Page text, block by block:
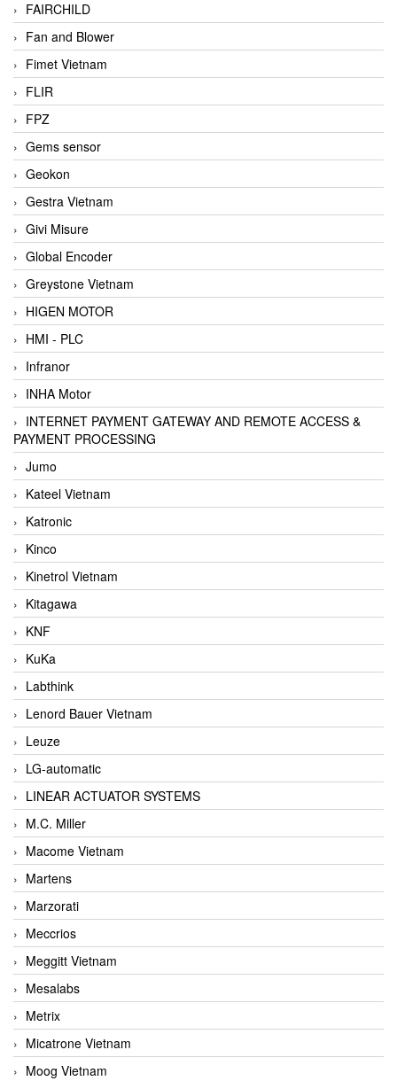
FAIRCHILD
Fan and Blower
Fimet Vietnam
FLIR
FPZ
Gems sensor
Geokon
Gestra Vietnam
Givi Misure
Global Encoder
Greystone Vietnam
HIGEN MOTOR
HMI - PLC
Infranor
INHA Motor
INTERNET PAYMENT GATEWAY AND REMOTE ACCESS &
PAYMENT PROCESSING
Jumo
Kateel Vietnam
Katronic
Kinco
Kinetrol Vietnam
Kitagawa
KNF
KuKa
Labthink
Lenord Bauer Vietnam
Leuze
LG-automatic
LINEAR ACTUATOR SYSTEMS
M.C. Miller
Macome Vietnam
Martens
Marzorati
Meccrios
Meggitt Vietnam
Mesalabs
Metrix
Micatrone Vietnam
Moog Vietnam